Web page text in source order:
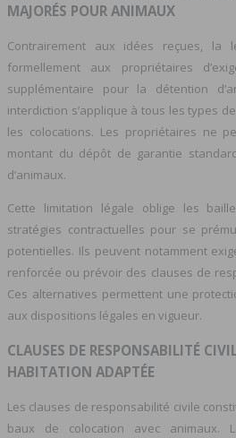
MAJORÉS POUR ANIMAUX
Contrairement aux idées reçues, la
formellement aux propriétaires
supplémentaire pour la détention
interdiction s’applique à tous les types
les colocations. Les propriétaires ne
montant du dépôt de garantie
d’animaux.
Cette limitation légale oblige les
stratégies contractuelles pour se
potentielles. Ils peuvent notamment
renforcée ou prévoir des clauses de
Ces alternatives permettent une
aux dispositions légales en vigueur.
CLAUSES DE RESPONSABILITÉ
HABITATION ADAPTÉE
Les clauses de responsabilité civile
baux de colocation avec animaux.